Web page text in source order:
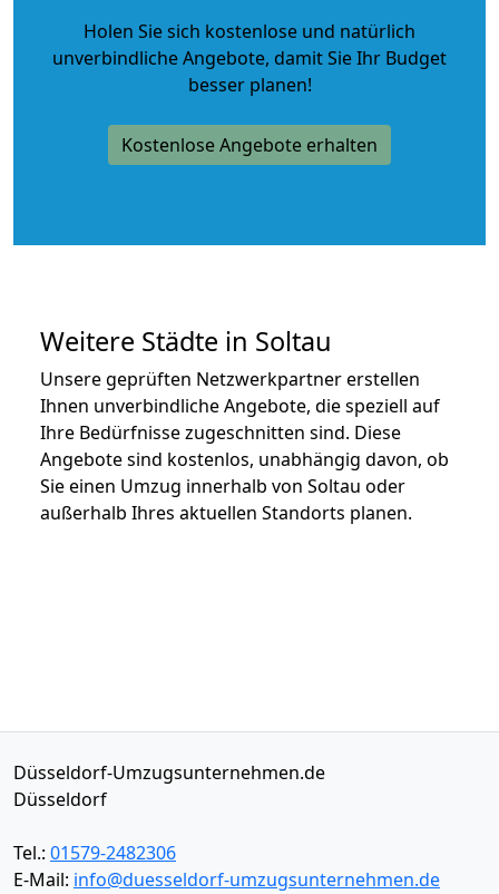
Holen Sie sich kostenlose und natürlich
unverbindliche Angebote, damit Sie Ihr Budget
besser planen!
Kostenlose Angebote erhalten
Weitere Städte in Soltau
Unsere geprüften Netzwerkpartner erstellen
Ihnen unverbindliche Angebote, die speziell auf
Ihre Bedürfnisse zugeschnitten sind. Diese
Angebote sind kostenlos, unabhängig davon, ob
Sie einen Umzug innerhalb von Soltau oder
außerhalb Ihres aktuellen Standorts planen.
Düsseldorf-Umzugsunternehmen.de
Düsseldorf
Tel.: 01579-2482306
E-Mail: info@duesseldorf-umzugsunternehmen.de